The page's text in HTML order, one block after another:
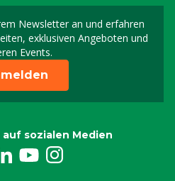
Newsletter an und erfahren
exklusiven Angeboten und
Events.
Melden Sie sich für
auf sozialen Medien